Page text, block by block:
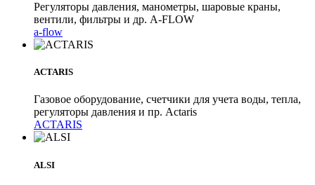
Регуляторы давления, манометры, шаровые краны,
вентили, фильтры и др. A-FLOW
a-flow
ACTARIS
Газовое оборудование, счетчики для учета воды, тепла,
регуляторы давления и пр. Actaris
ACTARIS
ALSI